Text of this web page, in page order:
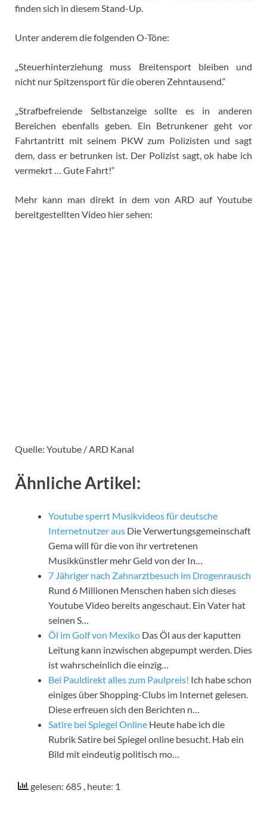
finden sich in diesem Stand-Up.
Unter anderem die folgenden O-Töne:
„Steuerhinterziehung muss Breitensport bleiben und
nicht nur Spitzensport für die oberen Zehntausend.“
„Strafbefreiende Selbstanzeige sollte es in anderen
Bereichen ebenfalls geben. Ein Betrunkener geht vor
Fahrtantritt mit seinem PKW zum Polizisten und sagt
dem, dass er betrunken ist. Der Polizist sagt, ok habe ich
vermekrt … Gute Fahrt!“
Mehr kann man direkt in dem von ARD auf Youtube
bereitgestellten Video hier sehen:
Quelle: Youtube / ARD Kanal
Ähnliche Artikel:
Youtube sperrt Musikvideos für deutsche
Internetnutzer aus Die Verwertungsgemeinschaft
Gema will für die von ihr vertretenen
Musikkünstler mehr Geld von der In…
7 Jähriger nach Zahnarztbesuch im Drogenrausch
Rund 6 Millionen Menschen haben sich dieses
Youtube Video bereits angeschaut. Ein Vater hat
seinen S…
Öl im Golf von Mexiko Das Öl aus der kaputten
Leitung kann inzwischen abgepumpt werden. Dies
ist wahrscheinlich die einzig…
Bei Pauldirekt alles zum Paulpreis! Ich habe schon
einiges über Shopping-Clubs im Internet gelesen.
Diese erfreuen sich den Berichten n…
Satire bei Spiegel Online Heute habe ich die
Rubrik Satire bei Spiegel online besucht. Hab ein
Bild mit eindeutig politisch mo…
gelesen: 685 , heute: 1